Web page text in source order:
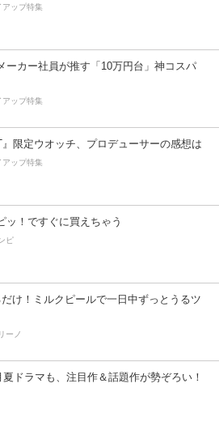
アップ特集
ーカー社員が推す「10万円台」神コスパ
アップ特集
』限定ウオッチ、プロデューサーの感想は
アップ特集
ッ！ですぐに買えちゃう
ピ
け！ミルクピールで一日中ずっとうるツ
ーノ
夏ドラマも、注目作＆話題作が勢ぞろい！